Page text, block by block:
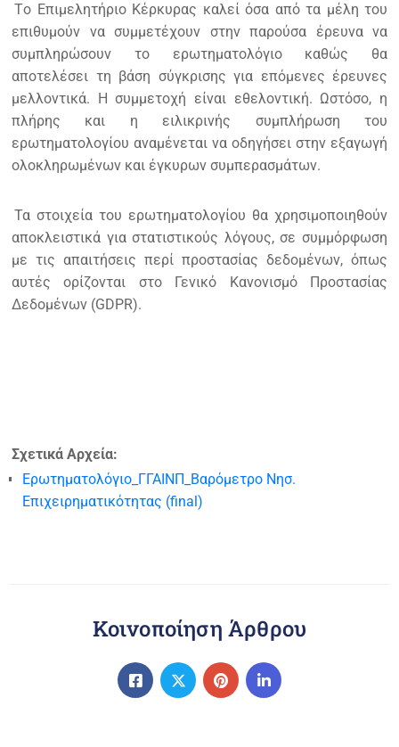
Tο Επιμελητήριο Κέρκυρας καλεί όσα από τα μέλη του
επιθυμούν να συμμετέχουν στην παρούσα έρευνα να
συμπληρώσουν το ερωτηματολόγιο καθώς θα
αποτελέσει τη βάση σύγκρισης για επόμενες έρευνες
μελλοντικά. Η συμμετοχή είναι εθελοντική. Ωστόσο, η
πλήρης και η ειλικρινής συμπλήρωση του
ερωτηματολογίου αναμένεται να οδηγήσει στην εξαγωγή
ολοκληρωμένων και έγκυρων συμπερασμάτων.
Τα στοιχεία του ερωτηματολογίου θα χρησιμοποιηθούν
αποκλειστικά για στατιστικούς λόγους, σε συμμόρφωση
με τις απαιτήσεις περί προστασίας δεδομένων, όπως
αυτές ορίζονται στο Γενικό Κανονισμό Προστασίας
Δεδομένων (GDPR).
Σχετικά Αρχεία:
Ερωτηματολόγιο_ΓΓΑΙΝΠ_Βαρόμετρο Νησ.
Επιχειρηματικότητας (final)
Κοινοποίηση Άρθρου